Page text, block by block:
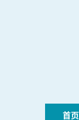
首页